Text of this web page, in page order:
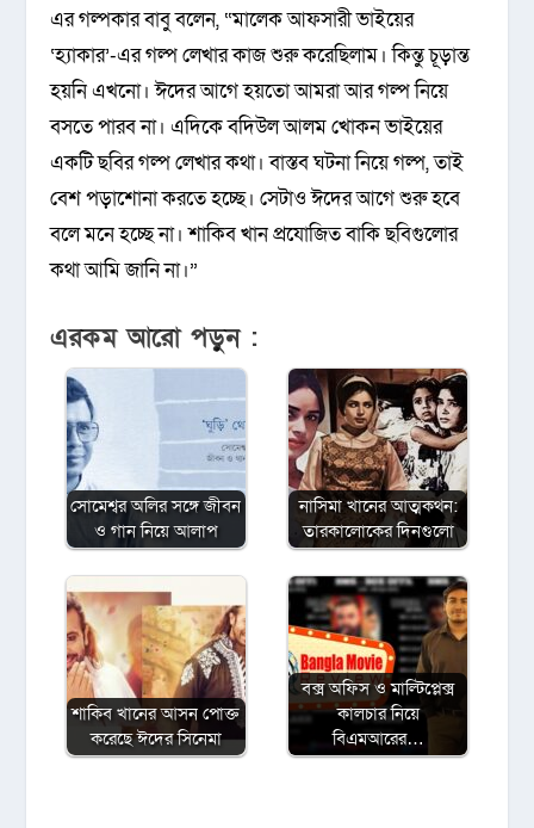
এর গল্পকার বাবু বলেন, “মালেক আফসারী ভাইয়ের
‘হ্যাকার’-এর গল্প লেখার কাজ শুরু করেছিলাম। কিন্তু চূড়ান্ত
হয়নি এখনো। ঈদের আগে হয়তো আমরা আর গল্প নিয়ে
বসতে পারব না। এদিকে বদিউল আলম খোকন ভাইয়ের
একটি ছবির গল্প লেখার কথা। বাস্তব ঘটনা নিয়ে গল্প, তাই
বেশ পড়াশোনা করতে হচ্ছে। সেটাও ঈদের আগে শুরু হবে
বলে মনে হচ্ছে না। শাকিব খান প্রযোজিত বাকি ছবিগুলোর
কথা আমি জানি না।”
এরকম আরো পড়ুন :
সোমেশ্বর অলির সঙ্গে জীবন
ও গান নিয়ে আলাপ
নাসিমা খানের আত্মকথন:
তারকালোকের দিনগুলো
শাকিব খানের আসন পোক্ত
করেছে ঈদের সিনেমা
বক্স অফিস ও মাল্টিপ্লেক্স
কালচার নিয়ে
বিএমআরের…